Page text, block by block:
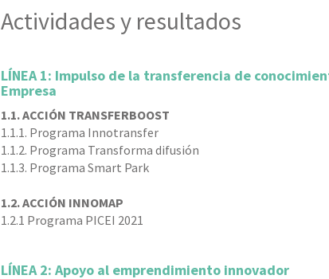
Actividades y resultados
LÍNEA 1: Impulso de la transferencia de
Empresa
1.1. ACCIÓN TRANSFERBOOST
1.1.1. Programa Innotransfer
1.1.2. Programa Transforma difusión
1.1.3. Programa Smart Park
1.2. ACCIÓN INNOMAP
1.2.1 Programa PICEI 2021
LÍNEA 2: Apoyo al emprendimiento innovador